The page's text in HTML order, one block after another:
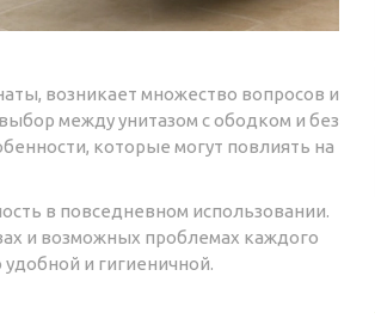
возникает множество вопросов и
между унитазом с ободком и без
которые могут повлиять на
в повседневном использовании.
и возможных проблемах каждого
и гигиеничной.